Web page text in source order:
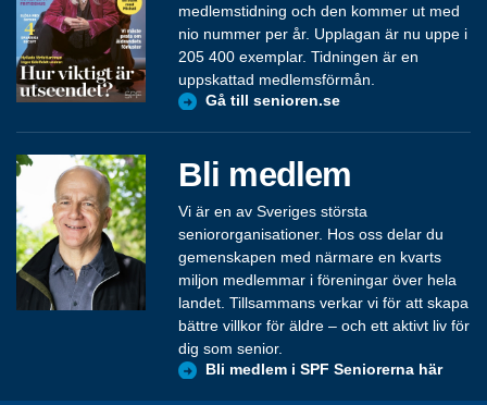
medlemstidning och den kommer ut med
nio nummer per år. Upplagan är nu uppe i
205 400 exemplar. Tidningen är en
uppskattad medlemsförmån.
Gå till senioren.se
Bli medlem
Vi är en av Sveriges största
seniororganisationer. Hos oss delar du
gemenskapen med närmare en kvarts
miljon medlemmar i föreningar över hela
landet. Tillsammans verkar vi för att skapa
bättre villkor för äldre – och ett aktivt liv för
dig som senior.
Bli medlem i SPF Seniorerna här